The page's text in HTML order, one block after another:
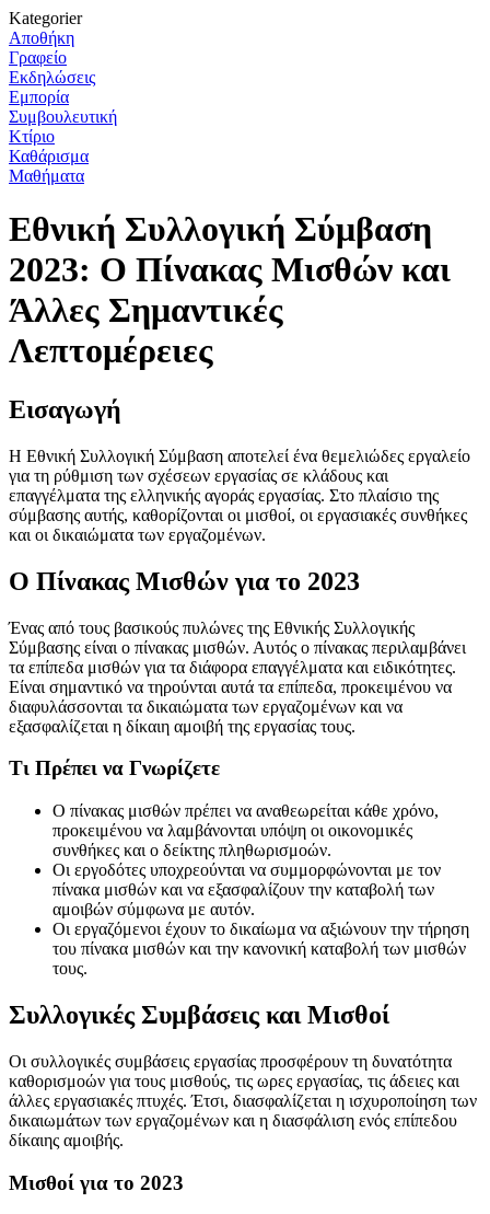
Kategorier
Αποθήκη
Γραφείο
Εκδηλώσεις
Εμπορία
Συμβουλευτική
Κτίριο
Καθάρισμα
Μαθήματα
Εθνική Συλλογική Σύμβαση
2023: Ο Πίνακας Μισθών και
Άλλες Σημαντικές
Λεπτομέρειες
Εισαγωγή
Η Εθνική Συλλογική Σύμβαση αποτελεί ένα θεμελιώδες εργαλείο
για τη ρύθμιση των σχέσεων εργασίας σε κλάδους και
επαγγέλματα της ελληνικής αγοράς εργασίας. Στο πλαίσιο της
σύμβασης αυτής, καθορίζονται οι μισθοί, οι εργασιακές συνθήκες
και οι δικαιώματα των εργαζομένων.
Ο Πίνακας Μισθών για το 2023
Ένας από τους βασικούς πυλώνες της Εθνικής Συλλογικής
Σύμβασης είναι ο πίνακας μισθών. Αυτός ο πίνακας περιλαμβάνει
τα επίπεδα μισθών για τα διάφορα επαγγέλματα και ειδικότητες.
Είναι σημαντικό να τηρούνται αυτά τα επίπεδα, προκειμένου να
διαφυλάσσονται τα δικαιώματα των εργαζομένων και να
εξασφαλίζεται η δίκαιη αμοιβή της εργασίας τους.
Τι Πρέπει να Γνωρίζετε
Ο πίνακας μισθών πρέπει να αναθεωρείται κάθε χρόνο,
προκειμένου να λαμβάνονται υπόψη οι οικονομικές
συνθήκες και ο δείκτης πληθωρισμοών.
Οι εργοδότες υποχρεούνται να συμμορφώνονται με τον
πίνακα μισθών και να εξασφαλίζουν την καταβολή των
αμοιβών σύμφωνα με αυτόν.
Οι εργαζόμενοι έχουν το δικαίωμα να αξιώνουν την τήρηση
του πίνακα μισθών και την κανονική καταβολή των μισθών
τους.
Συλλογικές Συμβάσεις και Μισθοί
Οι συλλογικές συμβάσεις εργασίας προσφέρουν τη δυνατότητα
καθορισμοών για τους μισθούς, τις ωρες εργασίας, τις άδειες και
άλλες εργασιακές πτυχές. Έτσι, διασφαλίζεται η ισχυροποίηση των
δικαιωμάτων των εργαζομένων και η διασφάλιση ενός επίπεδου
δίκαιης αμοιβής.
Μισθοί για το 2023